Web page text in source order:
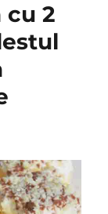
cu 2